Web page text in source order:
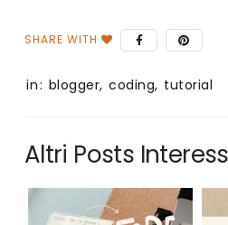
in: blogger,coding, tutorial
Altri Posts